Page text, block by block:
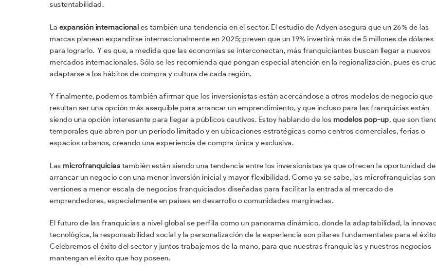
sustentabilidad.
La expansión internacional es también una tendencia en el sector. El estudio de Adyen asegura que un 26% de las
marcas planean expandirse internacionalmente en 2025; preven que un 19% invertirá más de 5 millones de dólares
para lograrlo. Y es que, a medida que las economías se interconectan, más franquiciantes buscan llegar a nuevos
mercados internacionales. Sólo se les recomienda que pongan especial atención en la regionalización, pues es
adaptarse a los hábitos de compra y cultura de cada región.
Y finalmente, podemos también afirmar que los inversionistas están acercándose a otros modelos de negocio que
resultan ser una opción más asequible para arrancar un emprendimiento, y que incluso para las franquicias están
siendo una opción interesante para llegar a públicos cautivos. Estoy hablando de los modelos pop-up, que son
temporales que abren por un periodo limitado y en ubicaciones estratégicas como centros comerciales, ferias o
espacios urbanos, creando una experiencia de compra única y exclusiva.
Las microfranquicias también están siendo una tendencia entre los inversionistas ya que ofrecen la oportunidad de
arrancar un negocio con una menor inversión inicial y mayor flexibilidad. Como ya se sabe, las microfranquicias son
versiones a menor escala de negocios franquiciados diseñadas para facilitar la entrada al mercado de
emprendedores, especialmente en países en desarrollo o comunidades marginadas.
El futuro de las franquicias a nivel global se perfila como un panorama dinámico, donde la adaptabilidad, la
tecnológica, la responsabilidad social y la personalización de la experiencia son pilares fundamentales para el
Celebremos el éxito del sector y juntos trabajemos de la mano, para que nuestras franquicias y nuestros negocios
mantengan el éxito que hoy poseen.